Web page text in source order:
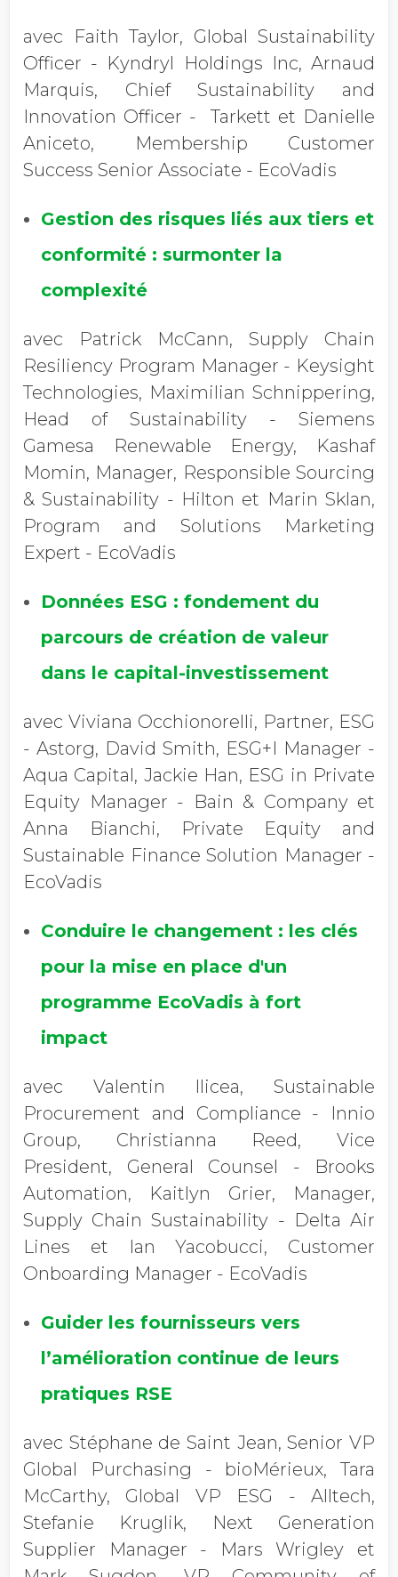
avec Faith Taylor, Global Sustainability
Officer - Kyndryl Holdings Inc, Arnaud
Marquis, Chief Sustainability and
Innovation Officer - Tarkett et Danielle
Aniceto, Membership Customer
Success Senior Associate - EcoVadis
Gestion des risques liés aux tiers et
conformité : surmonter la
complexité
avec Patrick McCann, Supply Chain
Resiliency Program Manager - Keysight
Technologies, Maximilian Schnippering,
Head of Sustainability - Siemens
Gamesa Renewable Energy, Kashaf
Momin, Manager, Responsible Sourcing
& Sustainability - Hilton et Marin Sklan,
Program and Solutions Marketing
Expert - EcoVadis
Données ESG : fondement du
parcours de création de valeur
dans le capital-investissement
avec Viviana Occhionorelli, Partner, ESG
- Astorg, David Smith, ESG+I Manager -
Aqua Capital, Jackie Han, ESG in Private
Equity Manager - Bain & Company et
Anna Bianchi, Private Equity and
Sustainable Finance Solution Manager -
EcoVadis
Conduire le changement : les clés
pour la mise en place d'un
programme EcoVadis à fort
impact
avec Valentin Ilicea, Sustainable
Procurement and Compliance - Innio
Group, Christianna Reed, Vice
President, General Counsel - Brooks
Automation, Kaitlyn Grier, Manager,
Supply Chain Sustainability - Delta Air
Lines et Ian Yacobucci, Customer
Onboarding Manager - EcoVadis
Guider les fournisseurs vers
l’amélioration continue de leurs
pratiques RSE
avec Stéphane de Saint Jean, Senior VP
Global Purchasing - bioMérieux, Tara
McCarthy, Global VP ESG - Alltech,
Stefanie Kruglik, Next Generation
Supplier Manager - Mars Wrigley et